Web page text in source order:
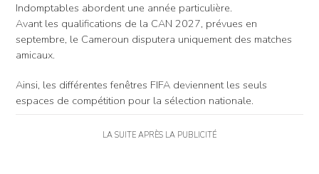
Indomptables abordent une année particulière.
Avant les qualifications de la CAN 2027, prévues en
septembre, le Cameroun disputera uniquement des matches
amicaux.
Ainsi, les différentes fenêtres FIFA deviennent les seuls
espaces de compétition pour la sélection nationale.
LA SUITE APRÈS LA PUBLICITÉ